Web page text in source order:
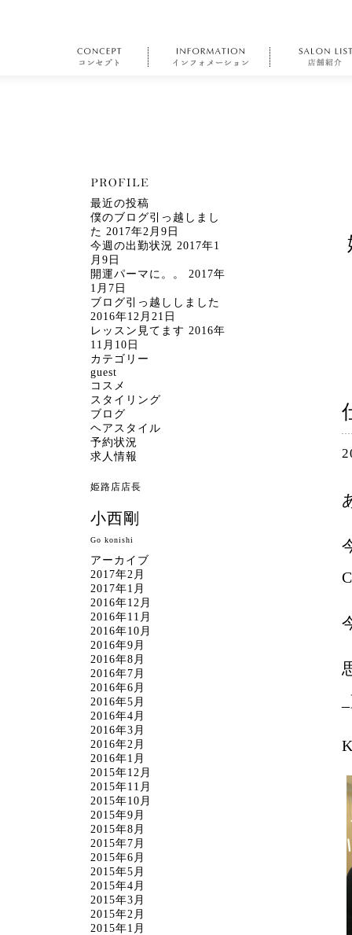
最近の投稿
僕のブログ引っ越しまし
た 2017年2月9日
今週の出勤状況 2017年1
月9日
開運パーマに。。
2017年
1月7日
ブログ引っ越ししました
2016年12月21日
レッスン見てます 2016年
11月10日
カテゴリー
guest
コスメ
スタイリング
ブログ
ヘアスタイル
予約状況
求人情報
姫路店店長
小西剛
Go konishi
アーカイブ
2017年2月
2017年1月
2016年12月
2016年11月
2016年10月
2016年9月
2016年8月
2016年7月
2016年6月
2016年5月
2016年4月
2016年3月
2016年2月
2016年1月
2015年12月
2015年11月
2015年10月
2015年9月
2015年8月
2015年7月
2015年6月
2015年5月
2015年4月
2015年3月
2015年2月
2015年1月